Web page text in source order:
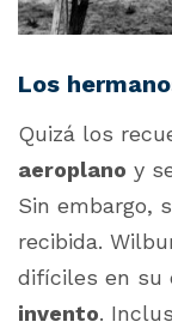
Los
Quizá los
aeroplano y
Sin embargo,
recibida.
difíciles en su
invento.